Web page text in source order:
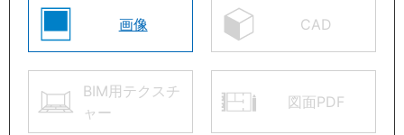
画像 CAD
BIM用テクスチ
ャー
図面PDF